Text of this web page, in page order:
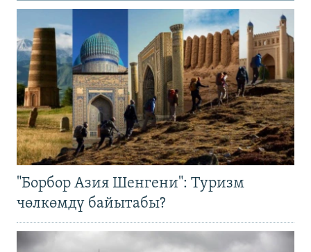
"Борбор Азия Шенгени": Туризм
чөлкөмдү байытабы?